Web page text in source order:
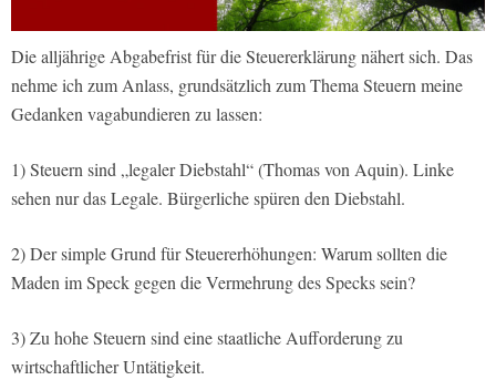
Die alljährige Abgabefrist für die Steuererklärung nähert sich. Das
nehme ich zum Anlass, grundsätzlich zum Thema Steuern meine
Gedanken vagabundieren zu lassen:
1) Steuern sind „legaler Diebstahl“ (Thomas von Aquin). Linke
sehen nur das Legale. Bürgerliche spüren den Diebstahl.
2) Der simple Grund für Steuererhöhungen: Warum sollten die
Maden im Speck gegen die Vermehrung des Specks sein?
3) Zu hohe Steuern sind eine staatliche Aufforderung zu
wirtschaftlicher Untätigkeit.